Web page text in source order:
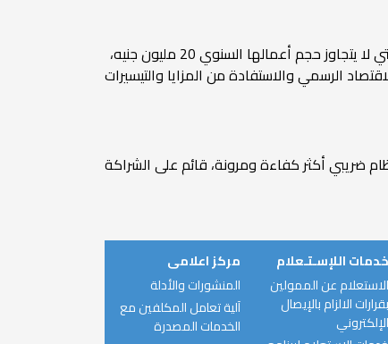
وأضافت، أن مشروع القانون يتضمن ميزة إضافية للمشروعات الخاضعة لأحكام قانون التسهيلات الضريبية وهي المشروعات التي لا يتجاوز حجم أعمالها السنوي 20 مليون جنيه،
الرسمي والاستفادة من المزايا والتيسيرات
ضريبي أكثر كفاءة ومرونة، قائم على الشراكة
خدمات اللإسـتـعلام
الاستعلام عن الممولين
بقرارات الالزام بالإيصال
الإلكتروني
مركز اعلامى
المنشورات والأدلة
آلية تعامل المكلفين مع
الخدمات المصدرة